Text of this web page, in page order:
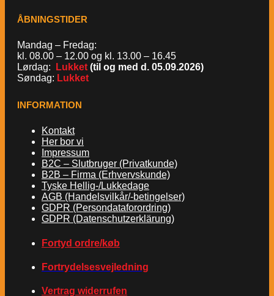
ÅBNINGSTIDER
Mandag – Fredag:
kl. 08.00 – 12.00 og kl. 13.00 – 16.45
Lørdag:
Lukket (til og med d. 05.09.2026)
Søndag: Lukket
INFORMATION
Kontakt
Her bor vi
Impressum
B2C – Slutbruger (Privatkunde)
B2B – Firma (Erhvervskunde)
Tyske Hellig-/Lukkedage
AGB (Handelsvilkår/-betingelser)
GDPR (Persondataforordring)
GDPR (Datenschutzerklärung)
Fortyd ordre/køb
Fortrydelsesvejledning
Vertrag widerrufen